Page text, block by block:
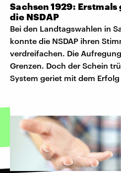
Sachsen 1929:
die NSDAP
Bei den Landtagswahlen in
konnte die NSDAP ihren
verdreifachen. Die
Grenzen. Doch der Schein
System geriet mit dem Erfolg